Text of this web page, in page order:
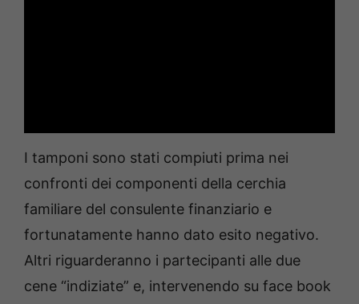
I tamponi sono stati compiuti prima nei
confronti dei componenti della cerchia
familiare del consulente finanziario e
fortunatamente hanno dato esito negativo.
Altri riguarderanno i partecipanti alle due
cene “indiziate” e, intervenendo su face book